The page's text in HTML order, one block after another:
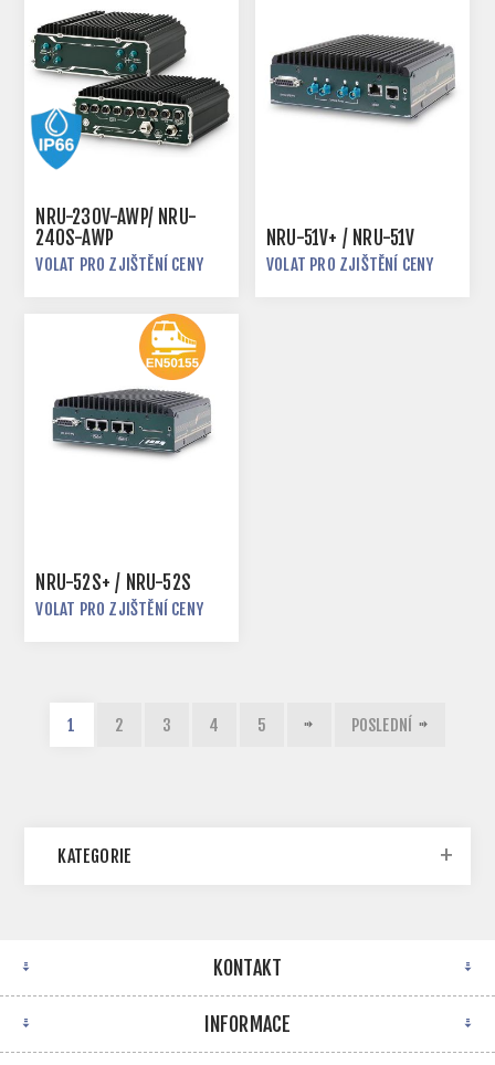
NRU-230V-AWP/ NRU-
240S-AWP
VOLAT PRO ZJIŠTĚNÍ CENY
NRU-51V+ / NRU-51V
VOLAT PRO ZJIŠTĚNÍ CENY
NRU-52S+ / NRU-52S
VOLAT PRO ZJIŠTĚNÍ CENY
1 2 3 4 5 POSLEDNÍ
KATEGORIE
KONTAKT
INFORMACE